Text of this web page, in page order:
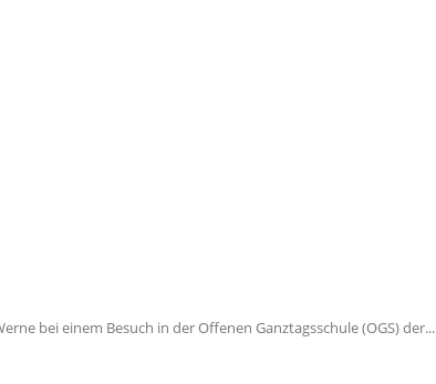
bei einem Besuch in der Offenen Ganztagsschule (OGS) der...